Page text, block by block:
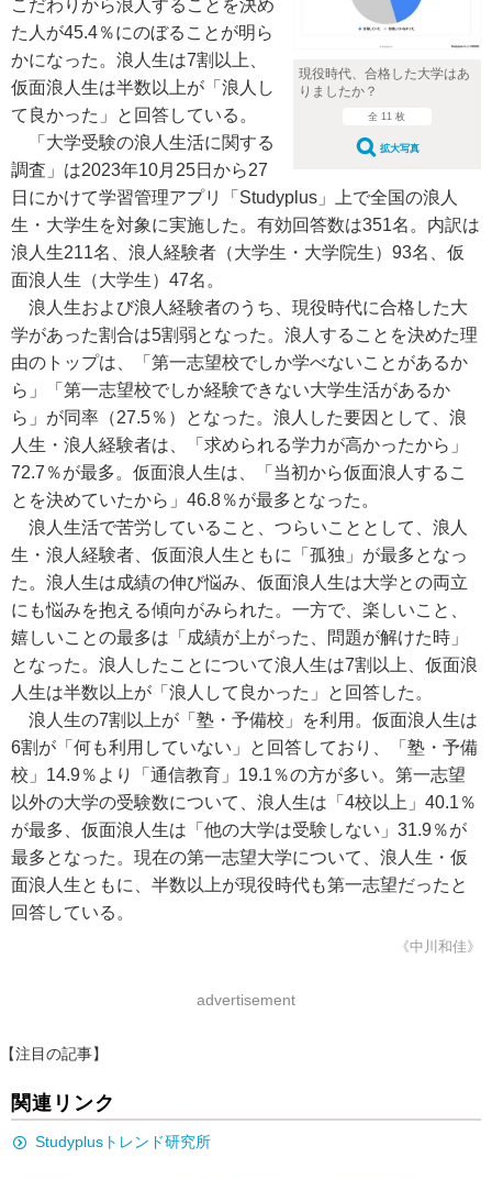
現役時代、合格した大学はあ
りましたか？
全 11 枚
拡大写真
こだわりから浪人することを決め
た人が45.4％にのぼることが明ら
かになった。浪人生は7割以上、
仮面浪人生は半数以上が「浪人し
て良かった」と回答している。
「大学受験の浪人生活に関する
調査」は2023年10月25日から27
日にかけて学習管理アプリ「Studyplus」上で全国の浪人
生・大学生を対象に実施した。有効回答数は351名。内訳は
浪人生211名、浪人経験者（大学生・大学院生）93名、仮
面浪人生（大学生）47名。
浪人生および浪人経験者のうち、現役時代に合格した大
学があった割合は5割弱となった。浪人することを決めた理
由のトップは、「第一志望校でしか学べないことがあるか
ら」「第一志望校でしか経験できない大学生活があるか
ら」が同率（27.5％）となった。浪人した要因として、浪
人生・浪人経験者は、「求められる学力が高かったから」
72.7％が最多。仮面浪人生は、「当初から仮面浪人するこ
とを決めていたから」46.8％が最多となった。
浪人生活で苦労していること、つらいこととして、浪人
生・浪人経験者、仮面浪人生ともに「孤独」が最多となっ
た。浪人生は成績の伸び悩み、仮面浪人生は大学との両立
にも悩みを抱える傾向がみられた。一方で、楽しいこと、
嬉しいことの最多は「成績が上がった、問題が解けた時」
となった。浪人したことについて浪人生は7割以上、仮面浪
人生は半数以上が「浪人して良かった」と回答した。
浪人生の7割以上が「塾・予備校」を利用。仮面浪人生は
6割が「何も利用していない」と回答しており、「塾・予備
校」14.9％より「通信教育」19.1％の方が多い。第一志望
以外の大学の受験数について、浪人生は「4校以上」40.1％
が最多、仮面浪人生は「他の大学は受験しない」31.9％が
最多となった。現在の第一志望大学について、浪人生・仮
面浪人生ともに、半数以上が現役時代も第一志望だったと
回答している。
《中川和佳》
advertisement
【注目の記事】
関連リンク
Studyplusトレンド研究所